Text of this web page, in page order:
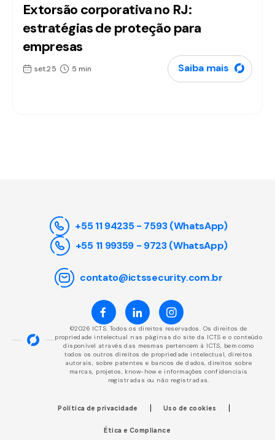
Extorsão corporativa no RJ:
estratégias de proteção para
empresas
set.25 5 min Saiba mais
+55 11 94235 - 7593 (WhatsApp)
+55 11 99359 - 9723 (WhatsApp)
contato@ictssecurity.com.br
©2026 ICTS. Todos os direitos reservados. Os direitos de
propriedade intelectual nas páginas do site da ICTS e o conteúdo
disponível através das mesmas pertencem à ICTS, bem como
todos os outros direitos de propriedade intelectual, direitos
autorais, sobre patentes e bancos de dados, direitos sobre
marcas, projetos, know-how e informações confidenciais
registradas ou não registradas.
Política de privacidade Uso de cookies
Ética e Compliance